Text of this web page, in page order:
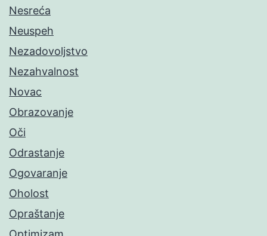
Nesreća
Neuspeh
Nezadovoljstvo
Nezahvalnost
Novac
Obrazovanje
Oči
Odrastanje
Ogovaranje
Oholost
Opraštanje